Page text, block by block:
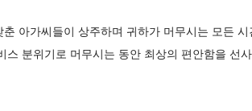
아가씨들이 상주하며 귀하가 머무시는 모든
스 분위기로 머무시는 동안 최상의 편안함을 선